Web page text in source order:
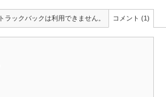
トラックバックは利用できません。 コメント (1)